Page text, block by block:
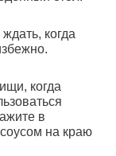
когда
когда
в
на краю